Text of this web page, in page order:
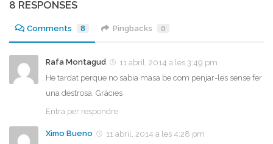
8 RESPONSES
Comments 8 Pingbacks 0
Rafa Montagud
11 abril, 2014 a les 3:49 pm
He tardat perque no sabia masa be com penjar-les sense fer
una destrosa. Gràcies
Entra per respondre
Ximo Bueno
11 abril, 2014 a les 4:28 pm